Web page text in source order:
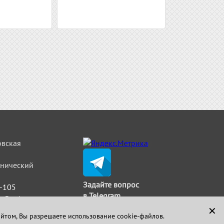
105
Задайте вопрос
в Telegram
✕
Вы разрешаете использование cookie-файлов.